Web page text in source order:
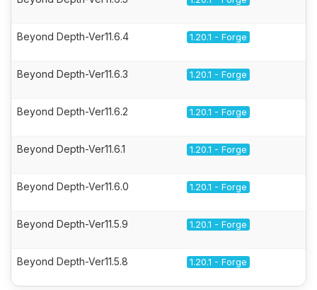
Beyond Depth-Ver11.6.4 1.20.1 - Forge
Beyond Depth-Ver11.6.3 1.20.1 - Forge
Beyond Depth-Ver11.6.2 1.20.1 - Forge
Beyond Depth-Ver11.6.1 1.20.1 - Forge
Beyond Depth-Ver11.6.0 1.20.1 - Forge
Beyond Depth-Ver11.5.9 1.20.1 - Forge
Beyond Depth-Ver11.5.8 1.20.1 - Forge